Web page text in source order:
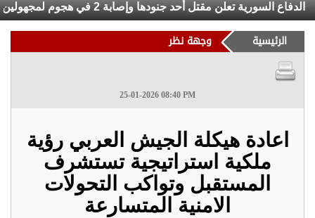
تعلن مقتل أحد جنودها وإصابة 2 في هجوم لمجهولين يا
الرئيسية وجهة نظر
25-01-2026 08:40 PM
اعادة هيكلة الجيش العربي رؤية
ملكية استراتيجية تستشرف
المستقبل وتواكب التحولات
الامنية المتسارعة